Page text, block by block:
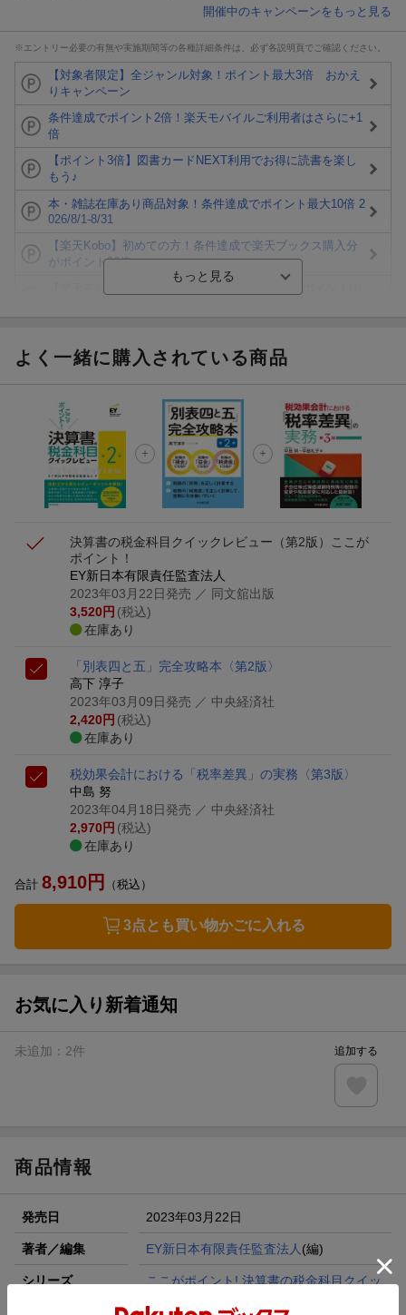
開催中のキャンペーンをもっと見る
※エントリー必要の有無や実施期間等の各種詳細条件は、必ず各説明頁でご確認ください。
【対象者限定】全ジャンル対象！ポイント最大3倍 おかえ
りキャンペーン
条件達成でポイント2倍！楽天モバイルご利用者はさらに+1
倍
【ポイント3倍】図書カードNEXT利用でお得に読書を楽し
もう♪
本・雑誌在庫あり商品対象！条件達成でポイント最大10倍 2
026/8/1-8/31
【楽天Kobo】初めての方！条件達成で楽天ブックス購入分
がポイント20倍
ト山分け
エントリー＆3,000円以上購入で無料データSIM（3GB/月プ
ラン）が当たる！
楽天モバイル紹介キャンペーンの拡散で300円OFFクーポン
進呈
よく一緒に購入されている商品
決算書の税金科目クイックレビュー（第2版）
ここが
ポイント！
EY新日本有限責任監査法人
2023年03月22日発売 ／ 同文舘出版
3,520円 (税込)
在庫あり
「別表四と五」完全攻略本〈第2版〉
高下 淳子
2023年03月09日発売 ／ 中央経済社
2,420円 (税込)
在庫あり
税効果会計における「税率差異」の実務〈第3版〉
中島 努
2023年04月18日発売 ／ 中央経済社
2,970円 (税込)
在庫あり
合計 8,910円 （税込）
3点とも買い物かごに入れる
お気に入り新着通知
未追加： 2件 追加する
商品情報
発売日 2023年03月22日
著者／編集 EY新日本有限責任監査法人 (編)
シリーズ
ここがポイント! 決算書の税金科目クイッ